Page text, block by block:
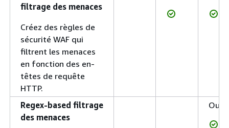
filtrage des menaces
Créez des règles de
sécurité WAF qui
filtrent les menaces
en fonction des en-
têtes de requête
HTTP.
Regex-based filtrage
des menaces
Oui